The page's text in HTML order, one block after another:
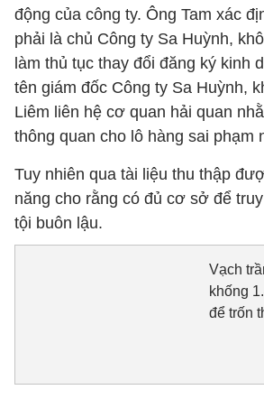
động của công ty. Ông Tam xác
phải là chủ Công ty Sa Huỳnh,
làm thủ tục thay đổi đăng ký kinh
tên giám đốc Công ty Sa Huỳnh,
Liêm liên hệ cơ quan hải quan
thông quan cho lô hàng sai phạm
Tuy nhiên qua tài liệu thu thập
năng cho rằng có đủ cơ sở để
tội buôn lậu.
Vạch
khống
để trốn